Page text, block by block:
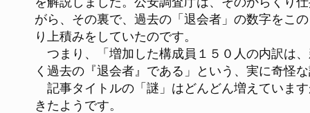
がら、その裏で、過去の「退会者」の数字をこ
り上積みをしていたのです。
つまり、「増加した構成員１５０人の内訳は
く過去の『退会者』である」という、実に奇怪
記事タイトルの「謎」はどんどん増えていま
きたようです。